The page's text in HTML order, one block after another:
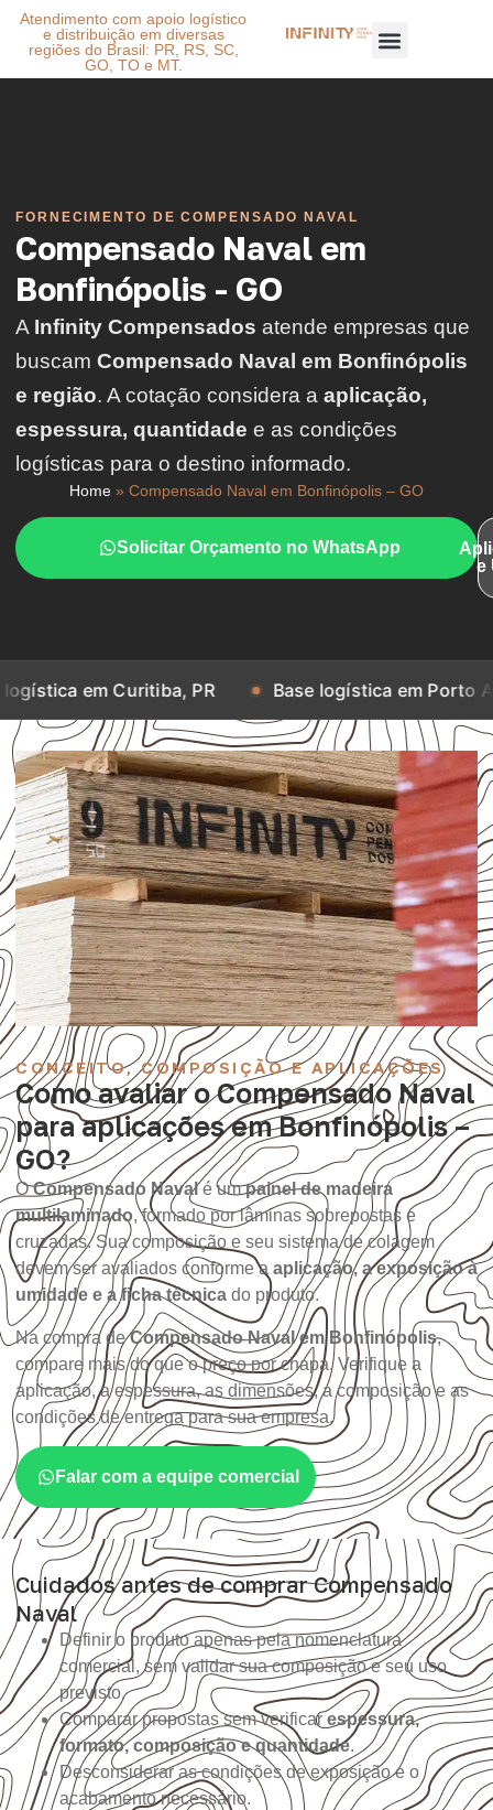
Atendimento com apoio logístico
e distribuição em diversas
regiões do Brasil: PR, RS, SC,
GO, TO e MT.
FORNECIMENTO DE COMPENSADO NAVAL
Compensado Naval em
Bonfinópolis - GO
A Infinity Compensados atende empresas que
buscam Compensado Naval em Bonfinópolis
e região. A cotação considera a aplicação,
espessura, quantidade e as condições
logísticas para o destino informado.
Home » Compensado Naval em Bonfinópolis – GO
Solicitar Orçamento no WhatsApp
e
Curitiba, PR Base logística em Porto Alegre, RS
CONCEITO, COMPOSIÇÃO E APLICAÇÕES
Como avaliar o Compensado Naval
para aplicações em Bonfinópolis –
GO?
OCompensado Navalé umpainel de madeira
multilaminado, formado por lâminas sobrepostas e
cruzadas. Sua composição e seu sistema de colagem
devem ser avaliados conforme a aplicação, a exposição à
umidade e a ficha técnica do produto.
Na compra deCompensado Naval em Bonfinópolis,
compare mais do que o preço por chapa. Verifique a
aplicação, a espessura, as dimensões, a composição e as
condições de entrega para sua empresa.
Falar com a equipe comercial
Cuidados antes de comprar Compensado
Naval
Definir o produto apenas pela nomenclatura
comercial, sem validar sua composição e seu uso
previsto.
Comparar propostas sem verificarespessura,
formato, composição e quantidade.
Desconsiderar as condições de exposição e o
acabamento necessário.